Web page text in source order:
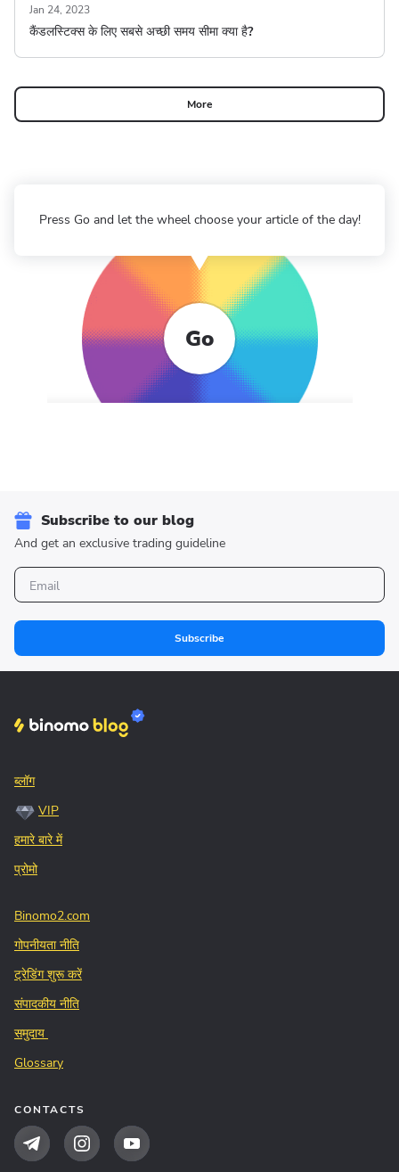
Jan 24, 2023
कैंडलस्टिक्स के लिए सबसे अच्छी समय सीमा क्या है?
More
Go
Press Go and let the wheel choose your article of the day!
Subscribe to our blog
And get an exclusive trading guideline
Subscribe
ब्लॉग
VIP
हमारे बारे में
प्रोमो
Binomo2.com
गोपनीयता नीति
ट्रेडिंग शुरू करें
संपादकीय नीति
समुदाय
Glossary
CONTACTS